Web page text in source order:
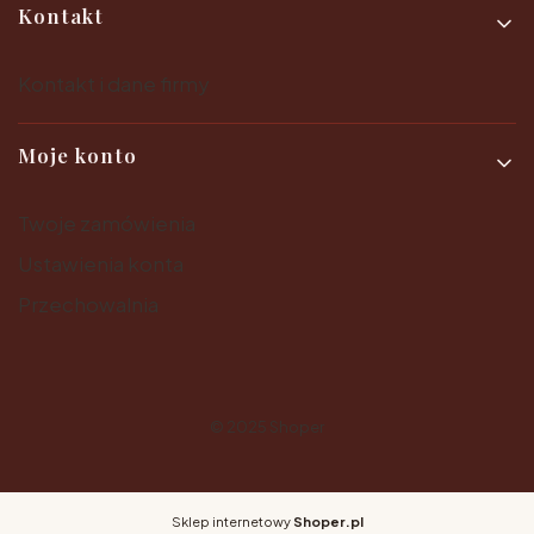
Kontakt
Moje konto
Sklep internetowy Shoper.pl